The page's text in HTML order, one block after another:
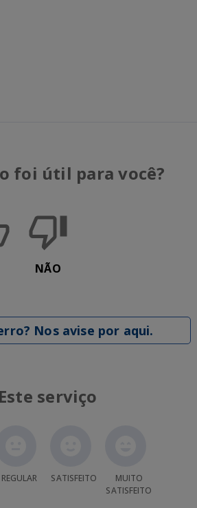
foi útil para você?
NÃO
Nos avise por aqui.
serviço
REGULAR SATISFEITO
MUITO
SATISFEITO